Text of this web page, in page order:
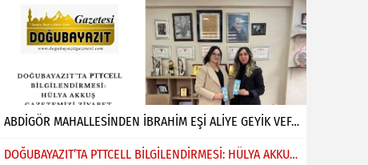
ABDİGÖR MAHALLESİNDEN İBRAHİM EŞİ ALİYE GEYİK VEFAT ETMİŞTİR
DOĞUBAYAZIT’TA PTTCELL BİLGİLENDİRMESİ: HÜLYA AKKUŞ GAZETEMİZİ ZİYARET ETTİ